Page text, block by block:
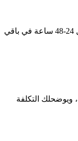
خلال ساعة في القاهرة والجيزة، وخلال 24-48 ساعة في باقي
ويوضحلك التكلفة